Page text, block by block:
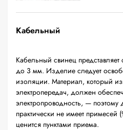
Кабельный
Кабельный свинец
до 3 мм. Изделие следует
изоляции. Материал, который
электропередач, должен
электропроводность, —
практически не имеет примесей
ценится пунктами приема.